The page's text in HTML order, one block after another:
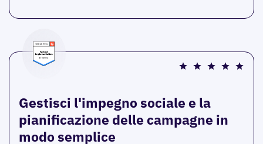
Gestisci l'impegno sociale e la
pianificazione delle campagne in
modo semplice